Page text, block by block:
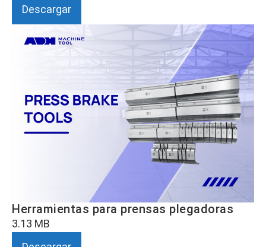
Descargar
Herramientas para prensas plegadoras
3.13 MB